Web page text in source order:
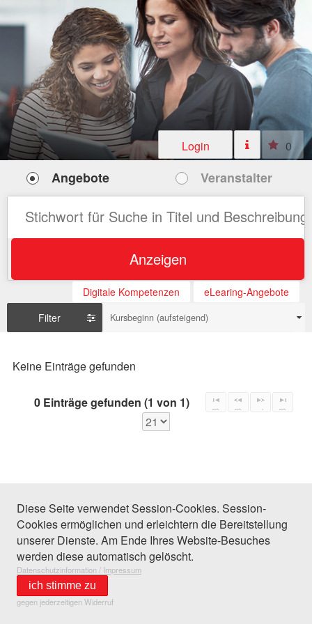
Login 0
Angebote Veranstalter
Anzeigen
Digitale Kompetenzen
eLearing-Angebote
Filter
Kursbeginn (aufsteigend)
Keine Einträge gefunden
0 Einträge gefunden (1 von 1)
Diese Seite verwendet Session-Cookies. Session-
Cookies ermöglichen und erleichtern die Bereitstellung
unserer Dienste. Am Ende Ihres Website-Besuches
werden diese automatisch gelöscht.
Datenschutzinformation / Impressum
ich stimme zu
gegen jederzeitigen Widerruf